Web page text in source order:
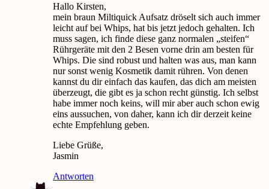
Hallo Kirsten,
mein braun Miltiquick Aufsatz dröselt sich auch immer
leicht auf bei Whips, hat bis jetzt jedoch gehalten. Ich
muss sagen, ich finde diese ganz normalen „steifen“
Rührgeräte mit den 2 Besen vorne drin am besten für
Whips. Die sind robust und halten was aus, man kann
nur sonst wenig Kosmetik damit rühren. Von denen
kannst du dir einfach das kaufen, das dich am meisten
überzeugt, die gibt es ja schon recht günstig. Ich selbst
habe immer noch keins, will mir aber auch schon ewig
eins aussuchen, von daher, kann ich dir derzeit keine
echte Empfehlung geben.
Liebe Grüße,
Jasmin
Antworten